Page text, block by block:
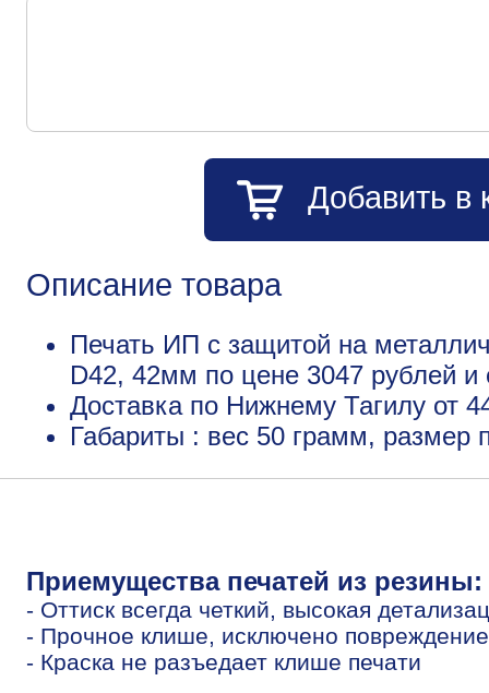
Добавить в
Описание товара
Печать ИП с защитой на
D42, 42мм по цене 3047 рублей
Доставка по Нижнему Тагилу от
Габариты : вес 50 грамм, размер
Приемущества печатей из резины:
- Оттиск всегда четкий, высокая
- Прочное клише, исключено
- Краска не разъедает клише печати